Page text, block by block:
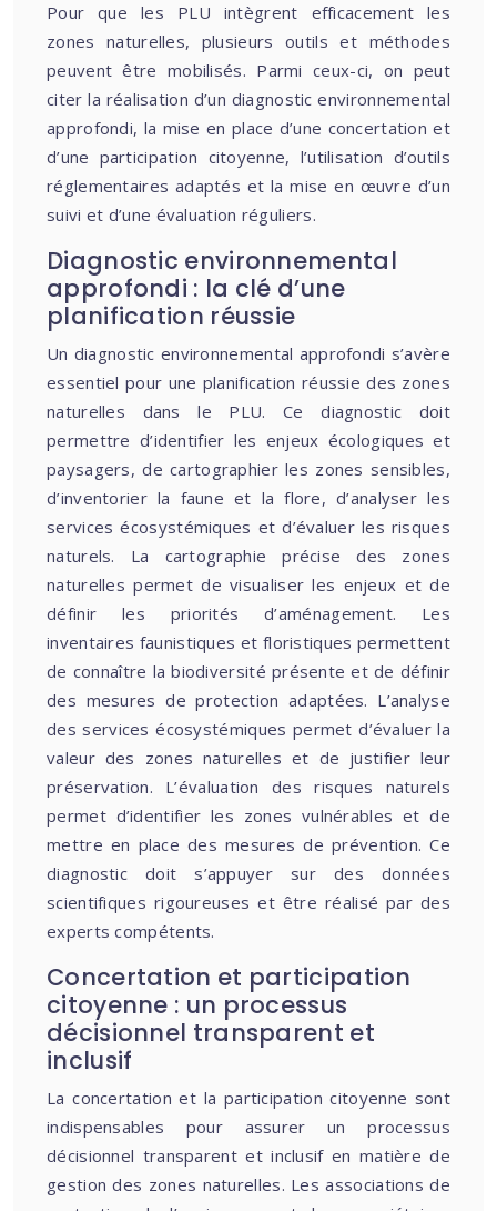
Pour que les PLU intègrent efficacement les
zones naturelles, plusieurs outils et méthodes
peuvent être mobilisés. Parmi ceux-ci, on peut
citer la réalisation d’un diagnostic environnemental
approfondi, la mise en place d’une concertation et
d’une participation citoyenne, l’utilisation d’outils
réglementaires adaptés et la mise en œuvre d’un
suivi et d’une évaluation réguliers.
Diagnostic environnemental
approfondi : la clé d’une
planification réussie
Un diagnostic environnemental approfondi s’avère
essentiel pour une planification réussie des zones
naturelles dans le PLU. Ce diagnostic doit
permettre d’identifier les enjeux écologiques et
paysagers, de cartographier les zones sensibles,
d’inventorier la faune et la flore, d’analyser les
services écosystémiques et d’évaluer les risques
naturels. La cartographie précise des zones
naturelles permet de visualiser les enjeux et de
définir les priorités d’aménagement. Les
inventaires faunistiques et floristiques permettent
de connaître la biodiversité présente et de définir
des mesures de protection adaptées. L’analyse
des services écosystémiques permet d’évaluer la
valeur des zones naturelles et de justifier leur
préservation. L’évaluation des risques naturels
permet d’identifier les zones vulnérables et de
mettre en place des mesures de prévention. Ce
diagnostic doit s’appuyer sur des données
scientifiques rigoureuses et être réalisé par des
experts compétents.
Concertation et participation
citoyenne : un processus
décisionnel transparent et
inclusif
La concertation et la participation citoyenne sont
indispensables pour assurer un processus
décisionnel transparent et inclusif en matière de
gestion des zones naturelles. Les associations de